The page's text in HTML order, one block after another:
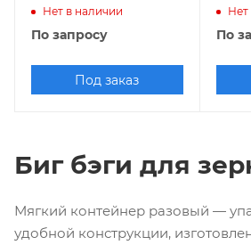
м2Нет в наличии
По запросу
Под заказ
160г/
Нет
По
Биг бэги для
Мягкий контейнер разовый —
удобной конструкции,